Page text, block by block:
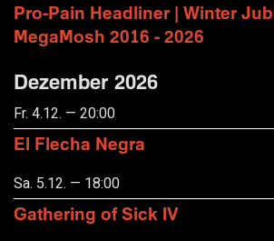
Pro-Pain Headliner | Winter
MegaMosh 2016 - 2026
Dezember 2026
Fr. 4.12. — 20:00
El Flecha Negra
Sa. 5.12. — 18:00
Gathering of Sick IV